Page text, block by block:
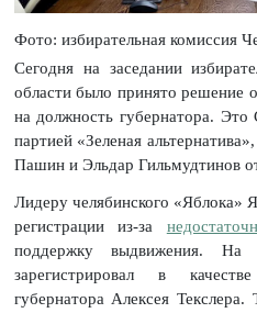
Фото: избирательная комиссия
Сегодня на заседании
области было принято решение
на должность губернатора.
партией «Зеленая
Пашин и Эльдар Гильмудтинов
Лидеру челябинского «Яблока»
регистрации из-за
поддержку выдвижения. На
зарегистрировал в
губернатора Алексея